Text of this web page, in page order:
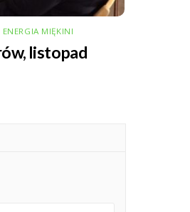
MIĘKINI
listopad